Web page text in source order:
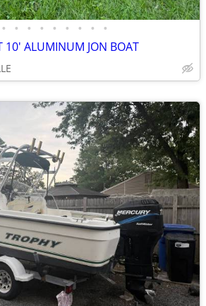
• • • • • • • • •
10' ALUMINUM JON BOAT